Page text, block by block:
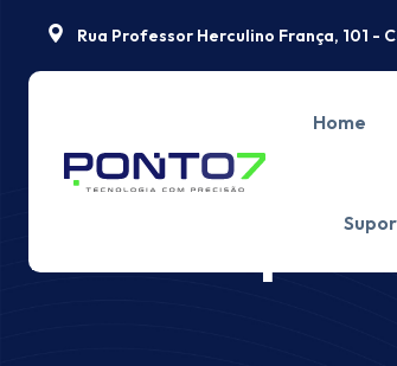
Rua Professor Herculino França, 101 -
Home
Ribbons para